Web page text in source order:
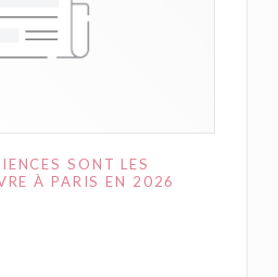
SONT LES
À PARIS EN 2026